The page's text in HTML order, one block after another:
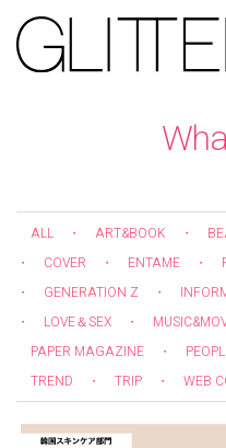
ALL ・ ART&BOOK ・
・
COVER ・ ENTAME ・
・
GENERATION Z ・
・
LOVE＆SEX ・
PAPER MAGAZINE
・
TREND
・ TRIP ・ WEB